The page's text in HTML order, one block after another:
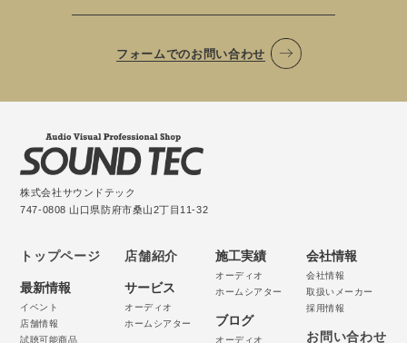
フォームでのお問い合わせ
株式会社サウンドテック
747-0808 山口県防府市桑山2丁目11-32
トップページ
最新情報
イベント
店舗情報
試聴可能商品
店舗紹介
サービス
オーディオ
ホームシアター
施工実績
オーディオ
ホームシアター
ブログ
オーディオ
会社情報
会社情報
取扱いメーカー
採用情報
お問い合わせ